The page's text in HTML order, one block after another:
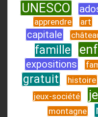
UNESCO
apprendre
art
capitale
famille
expositions
gratuit histoire
jeux-société
montagne